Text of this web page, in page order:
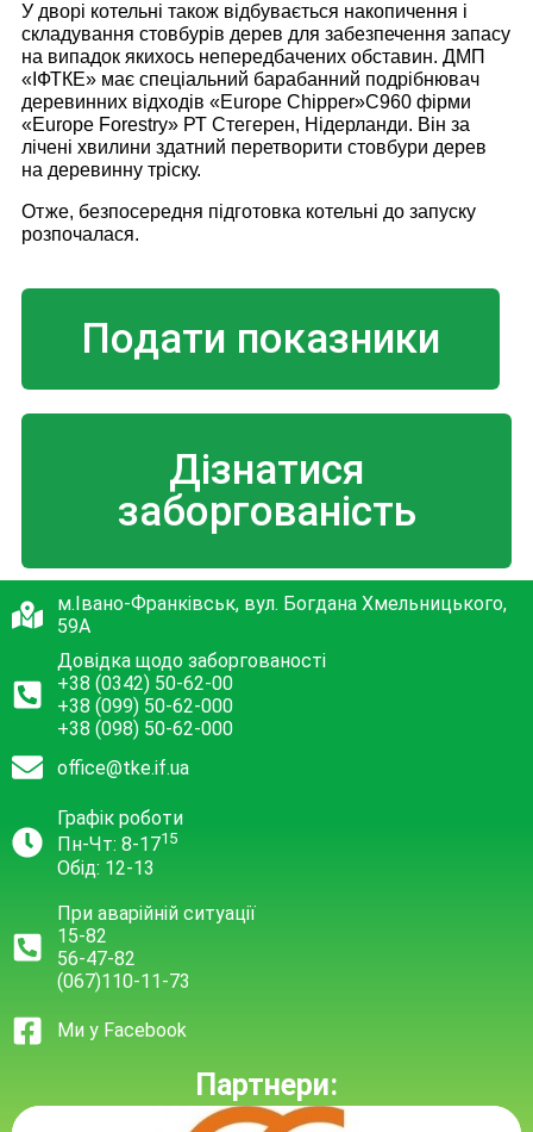
У дворі котельні також відбувається накопичення і
складування стовбурів дерев для забезпечення запасу
на випадок якихось непередбачених обставин. ДМП
«ІФТКЕ» має спеціальний барабанний подрібнювач
деревинних відходів «Europe Chipper»С960 фірми
«Europe Forestry» РТ Стегерен, Нідерланди. Він за
лічені хвилини здатний перетворити стовбури дерев
на деревинну тріску.
Отже, безпосередня підготовка котельні до запуску
розпочалася.
Подати показники
Дізнатися
заборгованість
м.Івано-Франківськ, вул. Богдана Хмельницького,
59А
Довідка щодо заборгованості
+38 (0342) 50-62-00
+38 (099) 50-62-000
+38 (098) 50-62-000
office@tke.if.ua
Графік роботи
Пн-Чт: 8-1715
Обід: 12-13
При аварійній ситуації
15-82
56-47-82
(067)110-11-73
Ми у Facebook
Партнери: